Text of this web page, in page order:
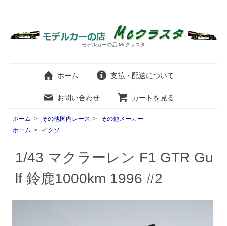
モデルカーの店 Mcクラスタ
ホーム 支払・配送について
お問い合わせ カートを見る
ホーム > その他国内レース >
その他メーカー
ホーム > イクソ
1/43 マクラーレン F1 GTR Gu
lf 鈴鹿1000km 1996 #2